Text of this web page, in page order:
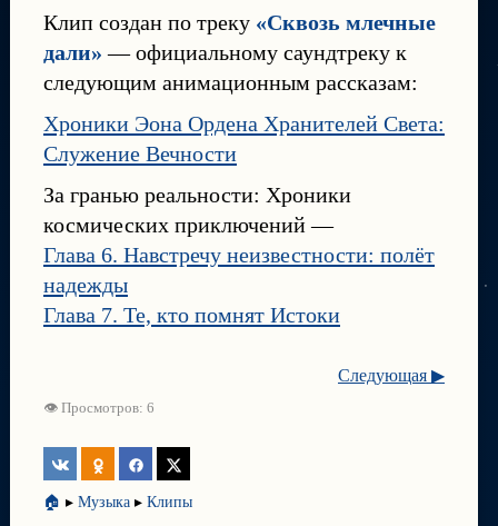
Клип создан по треку «Сквозь млечные
дали» — официальному саундтреку к
следующим анимационным рассказам:
Хроники Эона Ордена Хранителей Света:
Служение Вечности
За гранью реальности: Хроники
космических приключений —
Глава 6. Навстречу неизвестности: полёт
надежды
Глава 7. Те, кто помнят Истоки
Следующая ▶
👁 Просмотров: 6
🏠 ▸ Музыка ▸ Клипы